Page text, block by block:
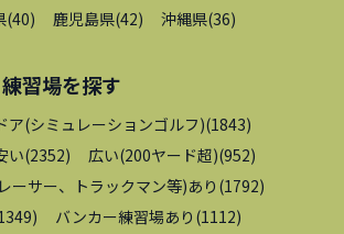
(40) 鹿児島県(42) 沖縄県(36)
習場を探す
ア(シミュレーションゴルフ)(1843)
い(2352) 広い(200ヤード超)(952)
ーサー、トラックマン等)あり (1792)
) バンカー練習場あり (1112)